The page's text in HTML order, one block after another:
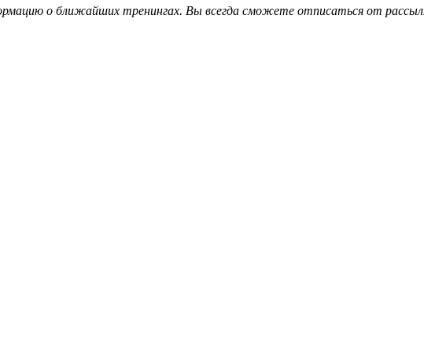
о ближайших тренингах. Вы всегда сможете отписаться от